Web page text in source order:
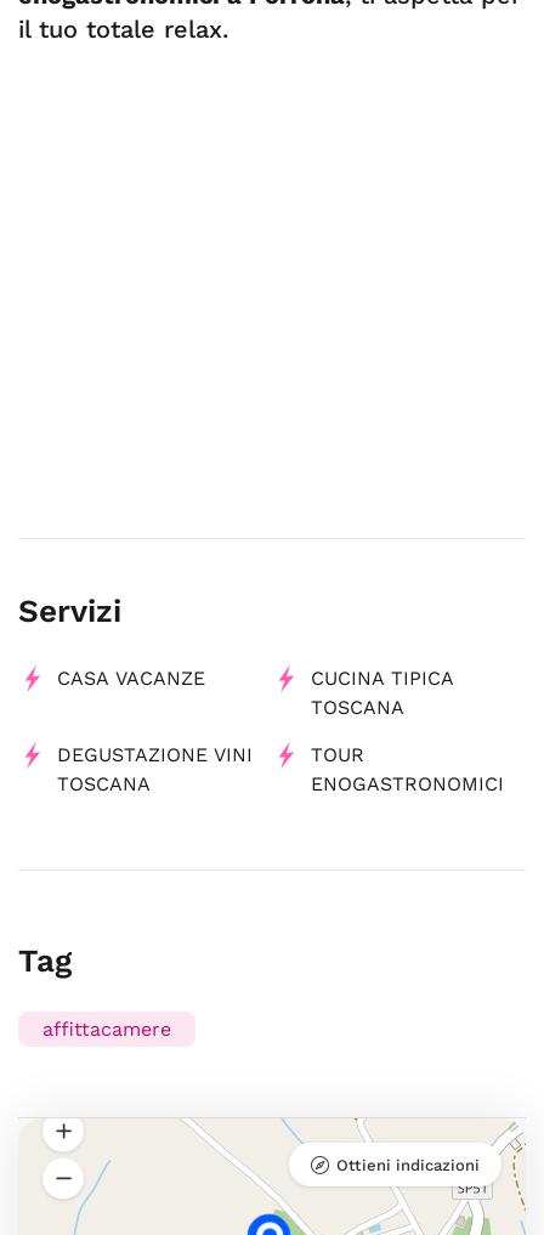
il tuo totale relax.
Servizi
CASA VACANZE
CUCINA TIPICA
TOSCANA
DEGUSTAZIONE VINI
TOSCANA
TOUR
ENOGASTRONOMICI
Tag
affittacamere
Ottieni indicazioni